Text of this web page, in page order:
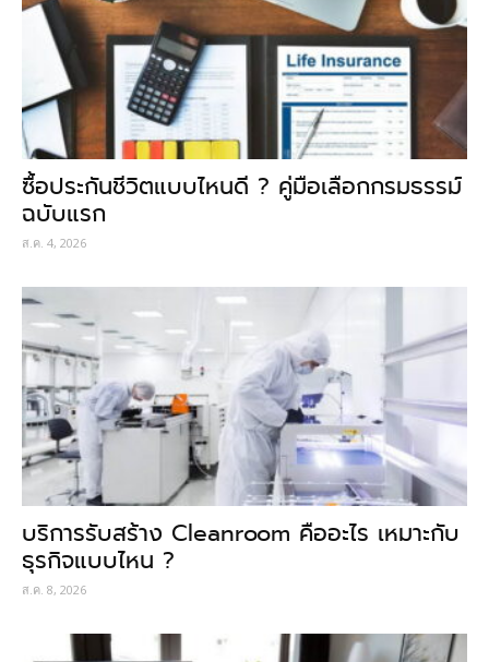
ซื้อประกันชีวิตแบบไหนดี ? คู่มือเลือกกรมธรรม์
ฉบับแรก
ส.ค. 4, 2026
บริการรับสร้าง Cleanroom คืออะไร เหมาะกับ
ธุรกิจแบบไหน ?
ส.ค. 8, 2026